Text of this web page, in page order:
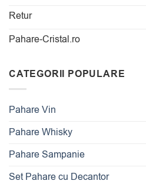
Retur
Pahare-Cristal.ro
CATEGORII POPULARE
Pahare Vin
Pahare Whisky
Pahare Sampanie
Set Pahare cu Decantor